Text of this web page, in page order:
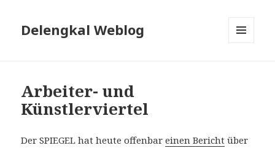
Delengkal Weblog
Arbeiter- und
Künstlerviertel
Der SPIEGEL hat heute offenbareinen Bericht über